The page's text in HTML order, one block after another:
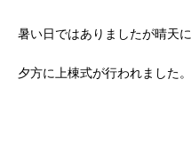
暑い日ではありましたが晴天
夕方に上棟式が行われました。